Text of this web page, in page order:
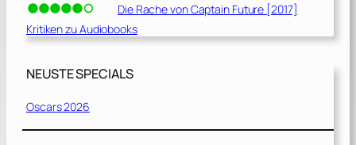
Die Rache von Captain Future [2017]
Kritiken zu Audiobooks
NEUSTE SPECIALS
Oscars 2026